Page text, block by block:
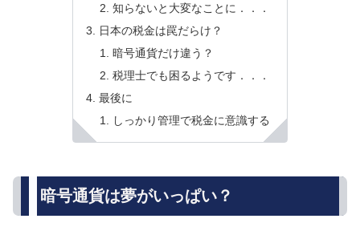
知らないと大変なことに．．．
日本の税金は罠だらけ？
暗号通貨だけ違う？
税理士でも困るようです．．．
最後に
しっかり管理で税金に意識する
暗号通貨は夢がいっぱい？